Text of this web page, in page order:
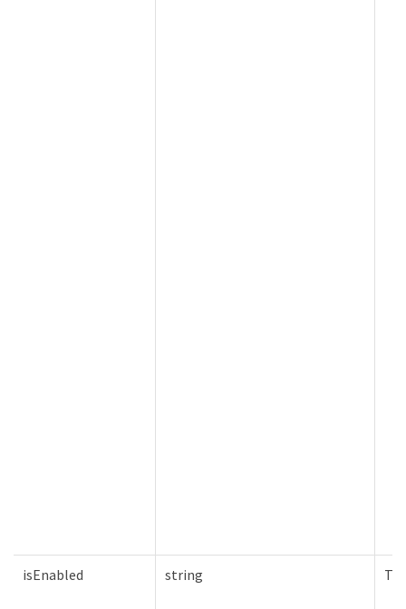
isEnabled string